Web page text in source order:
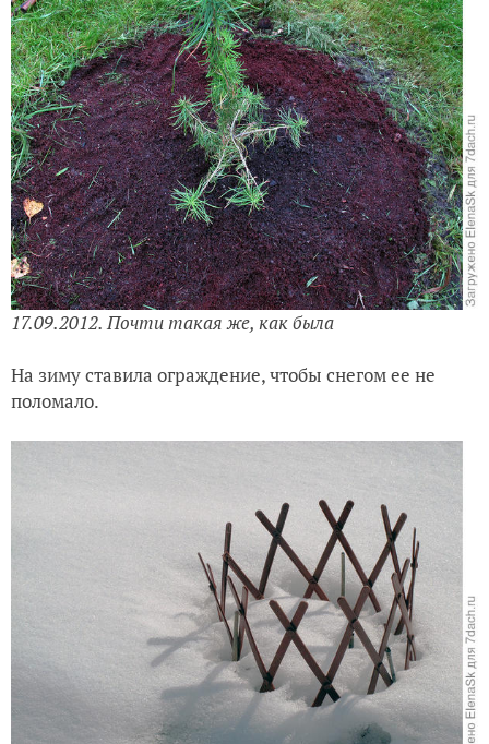
17.09.2012. Почти такая же, как была
На зиму ставила ограждение, чтобы снегом ее не
поломало.